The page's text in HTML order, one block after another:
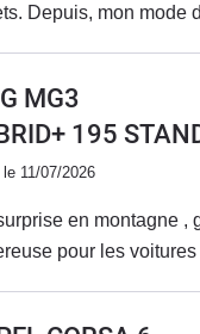
Depuis, mon mode
depuis
je n’ai plus
son principal
de stock depuis
mais
au bon moment.En
: les vitres arrière ne
MG3
195
le 11/07/2026
en montagne ,
pour les